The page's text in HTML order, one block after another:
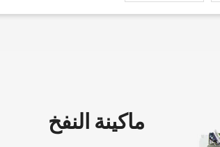
ماكينة النفخ